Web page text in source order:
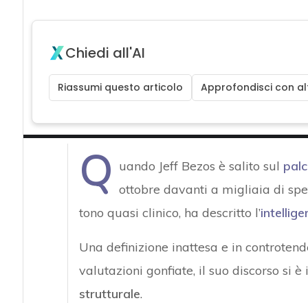
Chiedi all'AI
Riassumi questo articolo Approfondisci con
Q uando Jeff Bezos è salito sul
ottobre davanti a migliaia di
tono quasi clinico, ha descritto l’
Una definizione inattesa e in
valutazioni gonfiate, il suo discorso si
strutturale.